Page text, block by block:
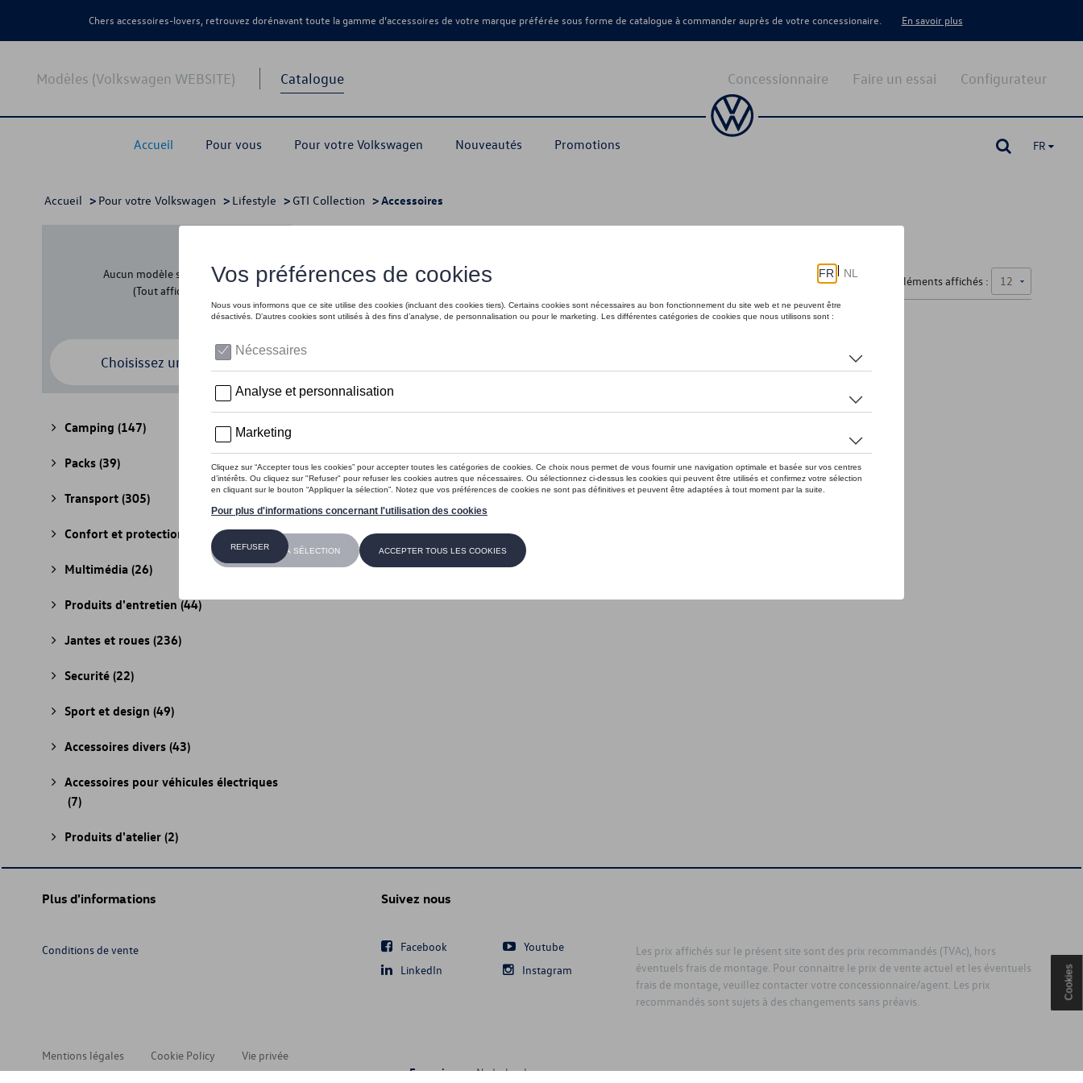
Chers accessoires-lovers, retrouvez dorénavant toute la gamme d’accessoires de votre marque préférée sous forme de catalogue à commander auprès de votre concessionaire. En savoir plus
Modèles (Volkswagen WEBSITE) Catalogue
Accueil Pour vous Pour votre Volkswagen Nouveautés Promotions
Configurateur
Faire un essai
Concessionnaire
FR
Accueil > Pour votre Volkswagen > Lifestyle > GTI Collection > Accessoires
Aucun modèle sélectionné
(Tout afficher)
Choisissez un modèle
Camping (147)
Packs (39)
Transport (305)
Confort et protection (841)
Multimédia (26)
Produits d'entretien(44)
Jantes et roues (236)
Securité (22)
Sport et design (49)
Accessoires divers (43)
Accessoires pour véhicules électriques
(7)
Produits d'atelier (2)
Nombre d'éléments affichés :
Plus d'informations
Conditions de vente
Suivez nous
Facebook
Youtube
LinkedIn
Instagram
Les prix affichés sur le présent site sont des prix recommandés (TVAc), hors
éventuels frais de montage. Pour connaitre le prix de vente actuel et les éventuels
frais de montage, veuillez contacter votre concessionnaire/agent. Les prix
recommandés sont sujets à des changements sans préavis.
Mentions légales Cookie Policy
Vie privée
Français
Nederlands
Cookies